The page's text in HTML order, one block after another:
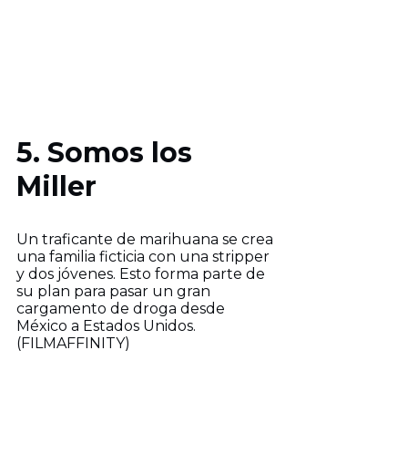
5. Somos los
Miller
Un traficante de marihuana se crea
una familia ficticia con una stripper
y dos jóvenes. Esto forma parte de
su plan para pasar un gran
cargamento de droga desde
México a Estados Unidos.
(FILMAFFINITY)